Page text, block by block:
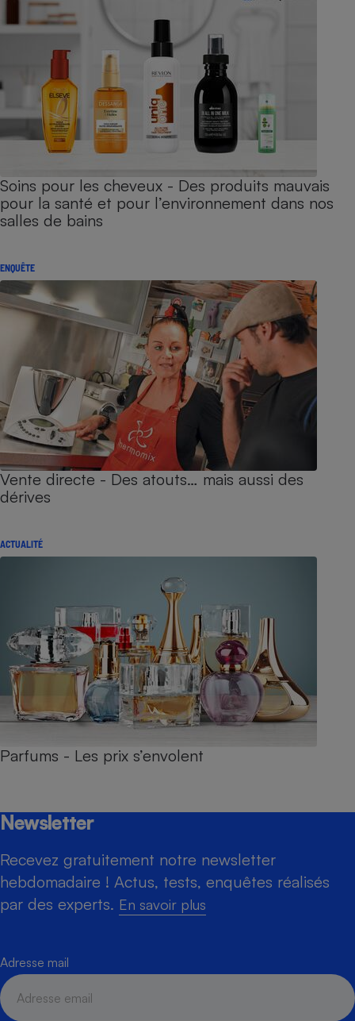
Soins pour les cheveux - Des produits mauvais
pour la santé et pour l’environnement dans nos
salles de bains
ENQUÊTE
Vente directe - Des atouts… mais aussi des
dérives
ACTUALITÉ
Parfums - Les prix s’envolent
Newsletter
Recevez gratuitement notre newsletter
hebdomadaire ! Actus, tests, enquêtes réalisés
par des experts. En savoir plus
Adresse mail